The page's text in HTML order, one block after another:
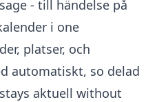
- till händelse på
i one
platser, och
automatiskt, so delad
aktuell without